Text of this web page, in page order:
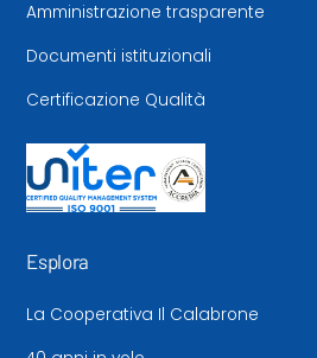
Amministrazione trasparente
Documenti istituzionali
Certificazione Qualità
Esplora
La Cooperativa Il Calabrone